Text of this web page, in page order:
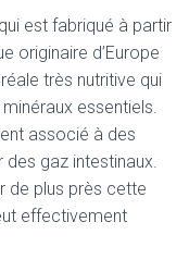
est fabriqué à partir
originaire d’Europe
très nutritive qui
essentiels.
associé à des
gaz intestinaux.
de plus près cette
effectivement